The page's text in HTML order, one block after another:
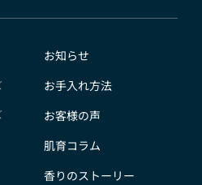
個人情報がネットサーバ上に
どにより開示が求められる場
とします。
認しない場合
お知らせ
お手入れ方法
お客様の声
肌育コラム
香りのストーリー